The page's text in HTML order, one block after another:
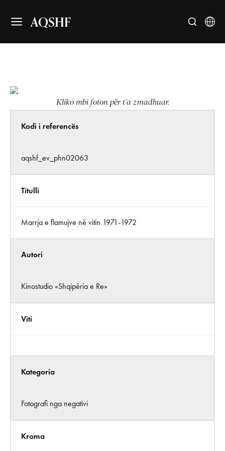
AQSHF
Kliko mbi foton për t’a zmadhuar.
Kodi i referencës
aqshf_ev_phn02063
Titulli
Marrja e flamujve në vitin 1971-1972
Autori
Kinostudio «Shqipëria e Re»
Viti
Kategoria
Fotografi nga negativi
Kroma